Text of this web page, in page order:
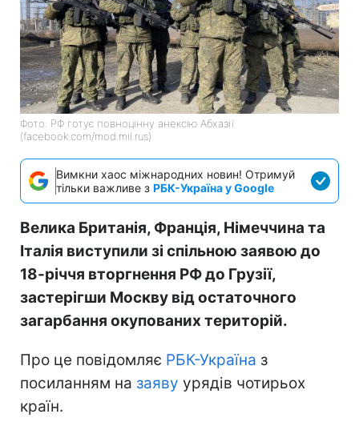
Фото: РФ готує повноцінну анексію Абхазії
(facebook.com/mod.mil.rus)
Вимкни хаос міжнародних новин! Отримуй
тільки важливе з РБК-Україна у Google
Велика Британія, Франція, Німеччина та
Італія виступили зі спільною заявою до
18-річчя вторгнення РФ до Грузії,
застерігши Москву від остаточного
загарбання окупованих територій.
Про це повідомляє РБК-Україна з
посиланням на заяву урядів чотирьох
країн.